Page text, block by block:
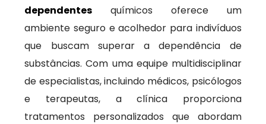
dependentes químicos oferece um
ambiente seguro e acolhedor para indivíduos
que buscam superar a dependência de
substâncias. Com uma equipe multidisciplinar
de especialistas, incluindo médicos, psicólogos
e terapeutas, a clínica proporciona
tratamentos personalizados que abordam